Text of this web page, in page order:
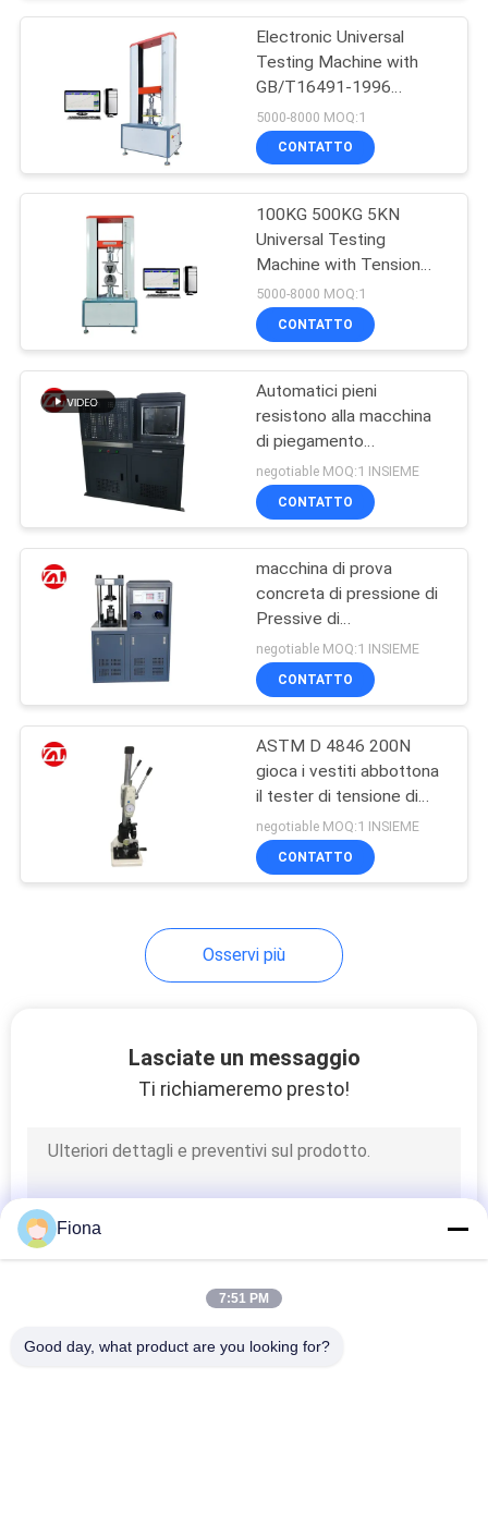
macchina del metal
detector
Camera Test
ambientali
Apparecchiatura di
collaudo
d'imballaggio
Macchina di prova
51
macchina di prova
del tessuto
Macchina di prova
del cavo
Electronic Universal
Testing Machine with
GB/T16491-1996
Standard Customizable
Max Load and High
Accuracy
5000-8000 MOQ:1
CONTATTO
100KG 500KG 5KN
Universal Testing
Machine with Tension
Compression Peel
Strength and
Customizable Load
5000-8000 MOQ:1
CONTATTO
Automatici pieni
resistono alla macchina
di piegamento
300kN/10kN di prova di
compressibilità
negotiable MOQ:1 INSIEME
CONTATTO
macchina di prova
concreta di pressione di
Pressive di
compressione
2000kN/3000kN
negotiable MOQ:1 INSIEME
CONTATTO
ASTM D 4846 200N
gioca i vestiti abbottona
il tester di tensione di
tirata improvvisa del
bottone
negotiable MOQ:1 INSIEME
CONTATTO
Osservi più
Lasciate un messaggio
Ti richiameremo presto!
Fiona
7:51 PM
Good day, what product are you looking for?